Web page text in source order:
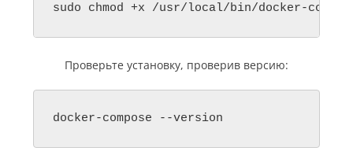
sudo chmod +x /usr/local/bin/docker-
Проверьте установку, проверив версию:
docker-compose --version